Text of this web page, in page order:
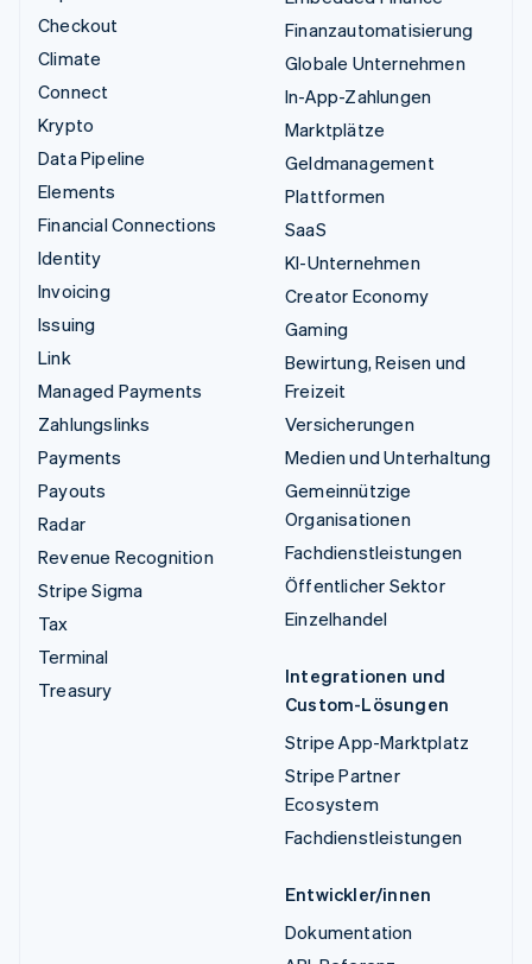
Checkout
Climate
Connect
Krypto
Data Pipeline
Elements
Financial Connections
Identity
Invoicing
Issuing
Link
Managed Payments
Zahlungslinks
Payments
Payouts
Radar
Revenue Recognition
Stripe Sigma
Tax
Terminal
Treasury
Finanzautomatisierung
Globale Unternehmen
In-App-Zahlungen
Marktplätze
Geldmanagement
Plattformen
SaaS
KI-Unternehmen
Creator Economy
Gaming
Bewirtung, Reisen und
Freizeit
Versicherungen
Medien und Unterhaltung
Gemeinnützige
Organisationen
Fachdienstleistungen
Öffentlicher Sektor
Einzelhandel
Integrationen und
Custom-Lösungen
Stripe App-Marktplatz
Stripe Partner
Ecosystem
Fachdienstleistungen
Entwickler/innen
Dokumentation